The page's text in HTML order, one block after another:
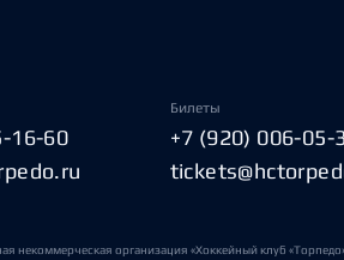
16-60
Билеты
+7 (920) 006-05-
некоммерческая организация «Хоккейный клуб